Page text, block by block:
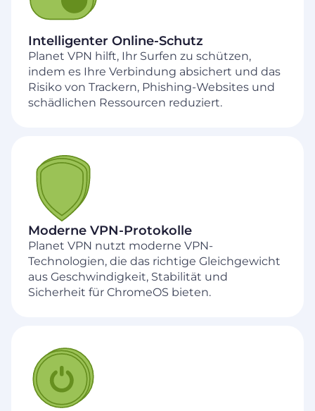
Intelligenter Online-Schutz
Planet VPN hilft, Ihr Surfen zu schützen,
indem es Ihre Verbindung absichert und das
Risiko von Trackern, Phishing-Websites und
schädlichen Ressourcen reduziert.
Moderne VPN-Protokolle
Planet VPN nutzt moderne VPN-
Technologien, die das richtige Gleichgewicht
aus Geschwindigkeit, Stabilität und
Sicherheit für ChromeOS bieten.